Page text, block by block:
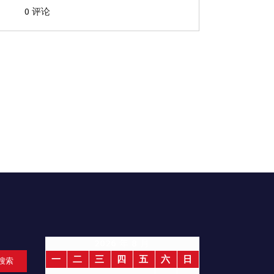
0 评论
索
一
二 三 四 五 六
日